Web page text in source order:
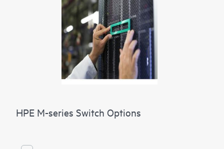
HPE M-series Switch Options